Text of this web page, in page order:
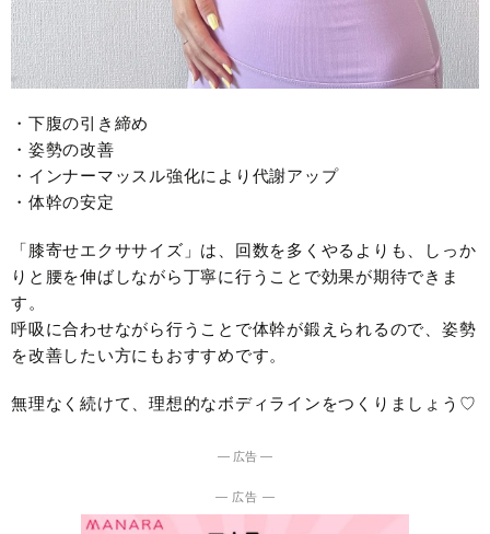
・下腹の引き締め
・姿勢の改善
・インナーマッスル強化により代謝アップ
・体幹の安定
「膝寄せエクササイズ」は、回数を多くやるよりも、しっか
りと腰を伸ばしながら丁寧に行うことで効果が期待できま
す。
呼吸に合わせながら行うことで体幹が鍛えられるので、姿勢
を改善したい方にもおすすめです。
無理なく続けて、理想的なボディラインをつくりましょう♡
― 広告 ―
― 広告 ―